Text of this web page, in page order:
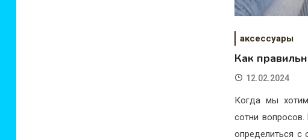
аксессуары
Как
12.02.2024
Когда мы
сотни
определиться с